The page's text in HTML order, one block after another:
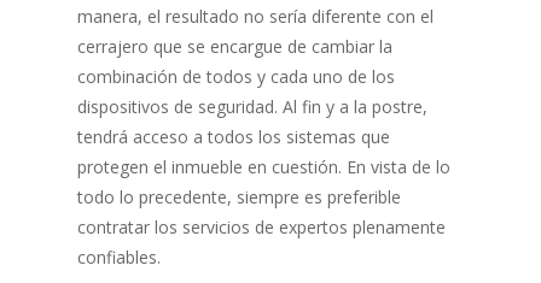
manera, el resultado no sería diferente con el
cerrajero que se encargue de cambiar la
combinación de todos y cada uno de los
dispositivos de seguridad. Al fin y a la postre,
tendrá acceso a todos los sistemas que
protegen el inmueble en cuestión. En vista de lo
todo lo precedente, siempre es preferible
contratar los servicios de expertos plenamente
confiables.